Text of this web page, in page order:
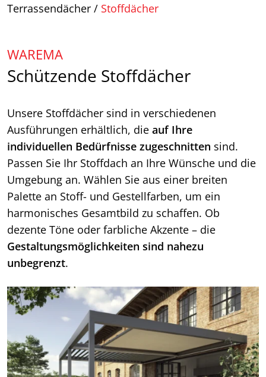
Terrassendächer / Stoffdächer
WAREMA
Schützende Stoffdächer
Unsere Stoffdächer sind in verschiedenen
Ausführungen erhältlich, die auf Ihre
individuellen Bedürfnisse zugeschnitten sind.
Passen Sie Ihr Stoffdach an Ihre Wünsche und die
Umgebung an. Wählen Sie aus einer breiten
Palette an Stoff- und Gestellfarben, um ein
harmonisches Gesamtbild zu schaffen. Ob
dezente Töne oder farbliche Akzente – die
Gestaltungsmöglichkeiten sind nahezu
unbegrenzt.